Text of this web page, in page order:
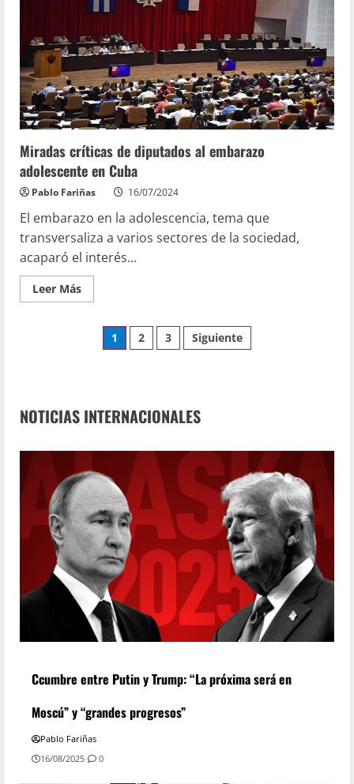
Miradas críticas de diputados al embarazo
adolescente en Cuba
Pablo Fariñas 16/07/2024
El embarazo en la adolescencia, tema que
transversaliza a varios sectores de la sociedad,
acaparó el interés...
Leer Más
1 2 3 Siguiente
NOTICIAS INTERNACIONALES
Ccumbre entre Putin y Trump: “La próxima será en
Moscú” y “grandes progresos”
Pablo Fariñas
16/08/2025
0